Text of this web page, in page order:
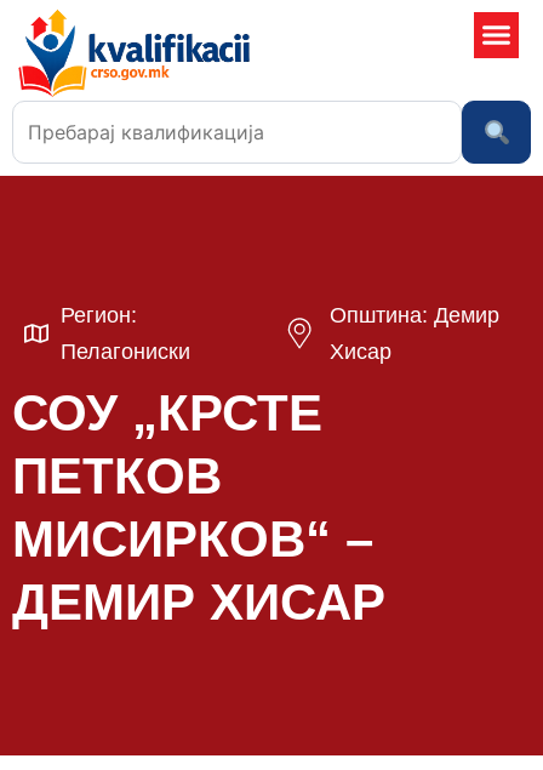
Регион:
Пелагониски
Општина: Демир
Хисар
СОУ „КРСТЕ
ПETКОВ
МИСИРКОВ“ –
ДЕМИР ХИСАР